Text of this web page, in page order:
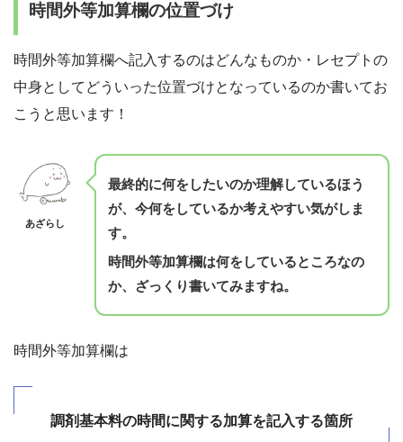
時間外等加算欄の位置づけ
時間外等加算欄へ記入するのはどんなものか・レセプトの
中身としてどういった位置づけとなっているのか書いてお
こうと思います！
あざらし
最終的に何をしたいのか理解しているほう
が、今何をしているか考えやすい気がしま
す。
時間外等加算欄は何をしているところなの
か、ざっくり書いてみますね。
時間外等加算欄は
調剤基本料の時間に関する加算を記入する箇所